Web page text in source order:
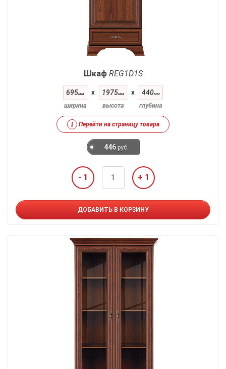
Шкаф REG1D1S
695мм
ширина
x 1975мм
высота
x 440мм
глубина
i Перейти на страницу товара
446 руб.
- 1 + 1
ДОБАВИТЬ В КОРЗИНУ